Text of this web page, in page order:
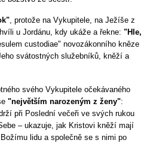
, protože na Vykupitele, na Ježíše z
u Jordánu, kdy ukáže a řekne: "Hle,
custodiae" novozákonního kněze
svátostných služebníků, kněží a
svého Vykupitele očekávaného
"největším narozeným z ženy":
při Poslední večeři ve svých rukou
– ukazuje, jak Kristovi kněží mají
lidu a společně se s nimi po